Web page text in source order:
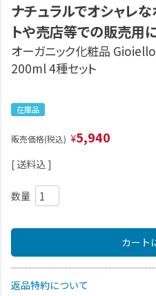
ナチュラルでオシャレ
トや売店等での販売用に
オーガニック化粧品 Gioiello
200ml 4種セット
在庫品
販売価格(税込) ¥5,940
送料込
カート
返品特約について